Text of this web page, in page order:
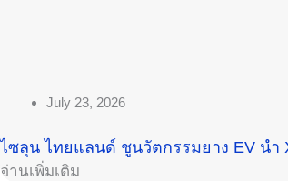
July 23, 2026
ไซลุน ไทยแลนด์ ชูนวัตกรรมยาง EV นำ
อ่านเพิ่มเติม